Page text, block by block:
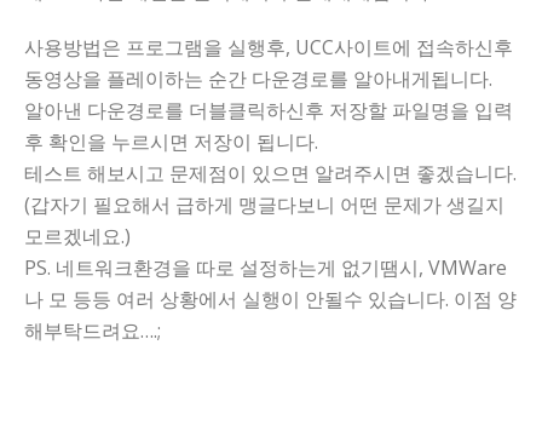
사용방법은 프로그램을 실행후, UCC사이트에 접속하신후
동영상을 플레이하는 순간 다운경로를 알아내게됩니다.
알아낸 다운경로를 더블클릭하신후 저장할 파일명을 입력
후 확인을 누르시면 저장이 됩니다.
테스트 해보시고 문제점이 있으면 알려주시면 좋겠습니다.
(갑자기 필요해서 급하게 맹글다보니 어떤 문제가 생길지
모르겠네요.)
PS. 네트워크환경을 따로 설정하는게 없기땜시, VMWare
나 모 등등 여러 상황에서 실행이 안될수 있습니다. 이점 양
해부탁드려요….;